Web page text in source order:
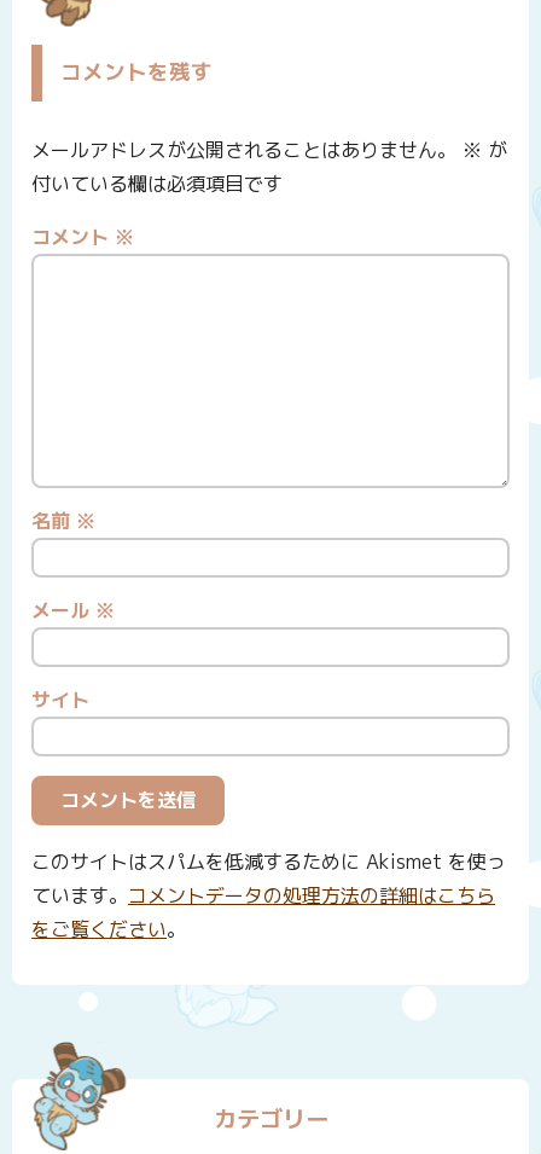
コメントを残す
メールアドレスが公開されることはありません。 ※ が
付いている欄は必須項目です
コメント ※
名前 ※
メール ※
サイト
このサイトはスパムを低減するために Akismet を使っ
ています。 コメントデータの処理方法の詳細はこちら
をご覧ください。
カテゴリー